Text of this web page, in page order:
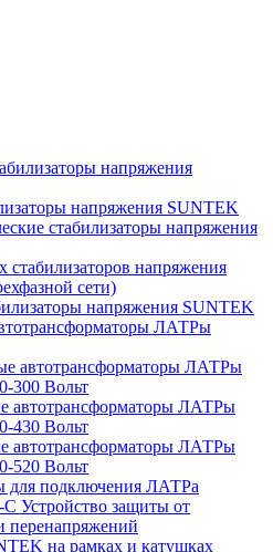
напряжения
напряжения SUNTEK
стабилизаторы напряжения
стабилизаторов напряжения
сети)
напряжения SUNTEK
ЛАТРы
автотрансформаторы ЛАТРы
300 Вольт
автотрансформаторы ЛАТРы
430 Вольт
автотрансформаторы ЛАТРы
520 Вольт
для подключения ЛАТРа
Устройство защиты от
перенапряжений
на рамках и катушках